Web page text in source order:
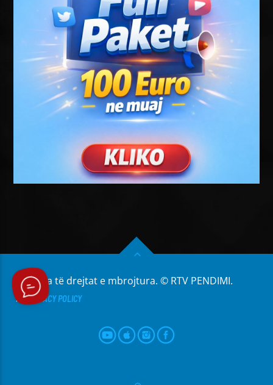
Të gjitha të drejtat e mbrojtura. © RTV PENDIMI.
PRIVACY POLICY